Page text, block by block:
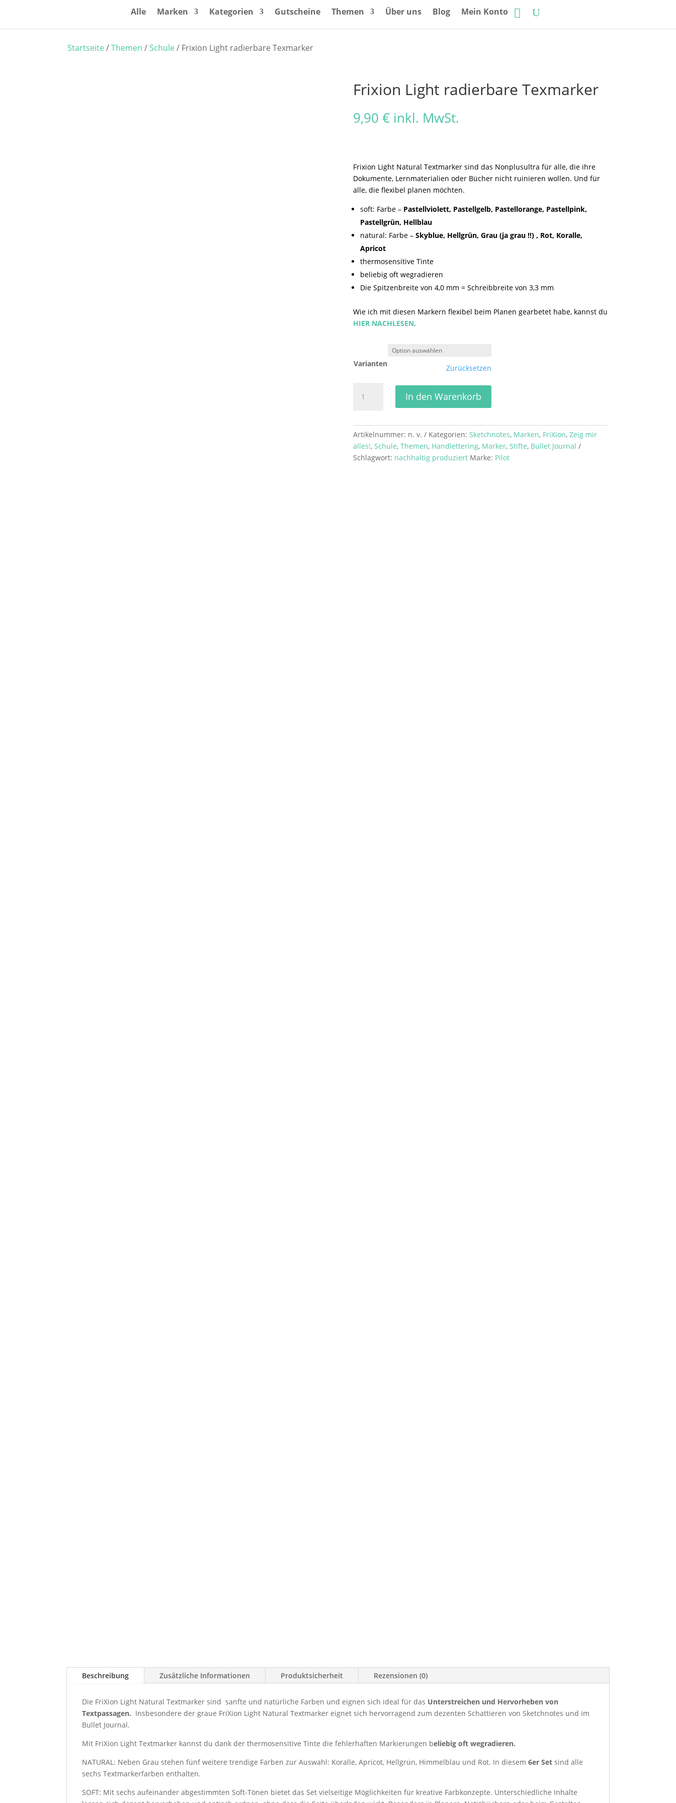
Alle Marken Kategorien Gutscheine Themen Über uns Blog Mein Konto
Startseite/Themen /Schule/ Frixion Light radierbare Texmarker
Frixion Light radierbare Texmarker
9,90 € inkl. MwSt.
Frixion Light Natural Textmarker sind das Nonplusultra für alle, die ihre
Dokumente, Lernmaterialien oder Bücher nicht ruinieren wollen. Und für
alle, die flexibel planen möchten.
soft: Farbe – Pastellviolett, Pastellgelb, Pastellorange, Pastellpink,
Pastellgrün, Hellblau
natural: Farbe – Skyblue, Hellgrün, Grau (ja grau !!) , Rot, Koralle,
Apricot
thermosensitive Tinte
beliebig oft wegradieren
Die Spitzenbreite von 4,0 mm = Schreibbreite von 3,3 mm
Wie ich mit diesen Markern flexibel beim Planen gearbetet habe, kannst du
HIER NACHLESEN.
Varianten Zurücksetzen
Light
Menge
In den Warenkorb
Artikelnummer: n. v. Kategorien: Sketchnotes, Marken, FriXion, Zeig mir
alles!, Schule, Themen, Handlettering, Marker, Stifte, Bullet Journal
Schlagwort: nachhaltig produziert Marke: Pilot
Beschreibung Zusätzliche Informationen Produktsicherheit Rezensionen (0)
Die FriXion Light Natural Textmarker sind sanfte und natürliche Farben und eignen sich ideal für das Unterstreichen und Hervorheben von
Textpassagen. Insbesondere der graue FriXion Light Natural Textmarker eignet sich hervorragend zum dezenten Schattieren von Sketchnotes und im
Bullet Journal.
Mit FriXion Light Textmarker kannst du dank der thermosensitive Tinte die fehlerhaften Markierungen beliebig oft wegradieren.
NATURAL: Neben Grau stehen fünf weitere trendige Farben zur Auswahl: Koralle, Apricot, Hellgrün, Himmelblau und Rot. In diesem 6er Set sind alle
sechs Textmarkerfarben enthalten.
SOFT: Mit sechs aufeinander abgestimmten Soft-Tönen bietet das Set vielseitige Möglichkeiten für kreative Farbkonzepte. Unterschiedliche Inhalte